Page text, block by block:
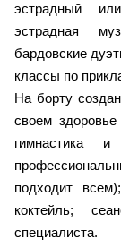
эстрадный
эстрадная
бардовские
классы по
На борту
своем
гимнастика
подходит
коктейль;
специалиста.